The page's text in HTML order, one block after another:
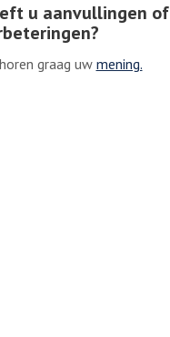
u aanvullingen of
graag uw mening.